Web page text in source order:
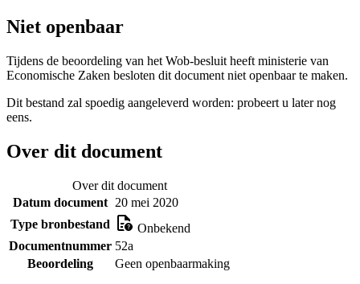
Niet openbaar
Tijdens de beoordeling van het Wob-besluit heeft ministerie van
Economische Zaken besloten dit document niet openbaar te maken.
Dit bestand zal spoedig aangeleverd worden: probeert u later nog
eens.
Over dit document
Over dit document
Datum document 20 mei 2020
Type bronbestand
Onbekend
Documentnummer 52a
Beoordeling
Geen openbaarmaking